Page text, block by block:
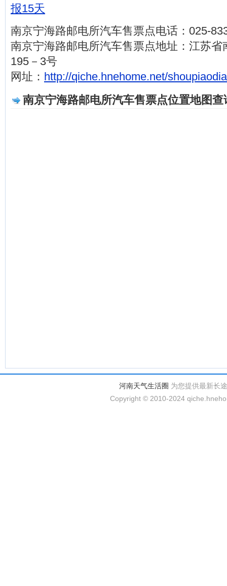
报15天
南京宁海路邮电所汽车售票点电话：025-
南京宁海路邮电所汽车售票点地址：江苏省
195－3号
网址： http://qiche.hnehome.net/
南京宁海路邮电所汽车售票点位置地图查
河南天气生活圈 为您提供最新长
Copyright © 2010-2024